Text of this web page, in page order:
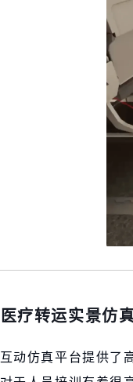
医疗转运实景仿
互动仿真平台提供了